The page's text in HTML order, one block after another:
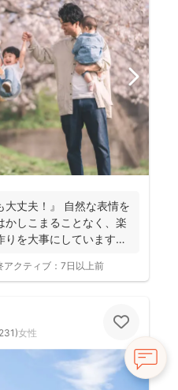
大丈夫！』 自然な表情を
かしこまることなく、楽
りを大事にしています＾
アクティブ： 7日以上前
231)女性